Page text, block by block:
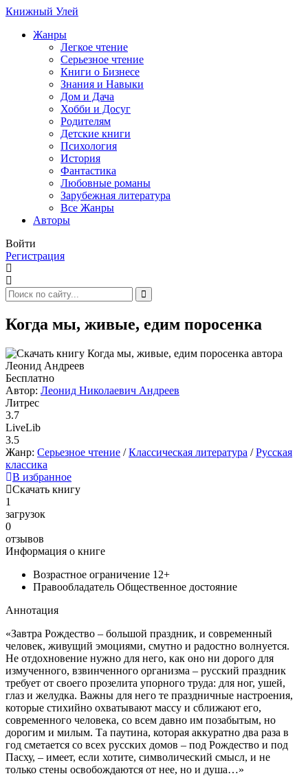
Книжный Улей
Жанры
Легкое чтение
Серьезное чтение
Книги о Бизнесе
Знания и Навыки
Дом и Дача
Хобби и Досуг
Родителям
Детские книги
Психология
История
Фантастика
Любовные романы
Зарубежная литература
Все Жанры
Авторы
Войти
Регистрация
Когда мы, живые, едим поросенка
Бесплатно
Автор: Леонид Николаевич Андреев
Литрес
3.7
LiveLib
3.5
Жанр: Серьезное чтение /Классическая литература /Русская
классика
В избранное
Скачать книгу
1
загрузок
0
отзывов
Информация о книге
Возрастное ограничение 12+
Правообладатель Общественное достояние
Аннотация
«Завтра Рождество – большой праздник, и современный
человек, живущий эмоциями, смутно и радостно волнуется.
Не отдохновение нужно для него, как оно ни дорого для
измученного, взвинченного организма – русский праздник
требует от своего прозелита упорного труда: для ног, ушей,
глаз и желудка. Важны для него те праздничные настроения,
которые стихийно охватывают массу и сближают его,
современного человека, со всем давно им позабытым, но
дорогим и милым. Та паутина, которая аккуратно два раза в
год сметается со всех русских домов – под Рождество и под
Пасху, – имеет, если хотите, символический смысл, и не
только стены освобождаются от нее, но и душа…»